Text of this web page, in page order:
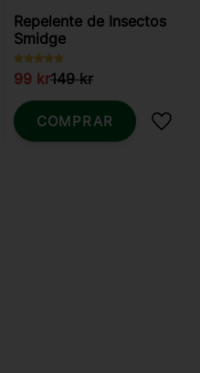
a favoritos
Repelente de Insectos
Smidge
99 kr149kr
COMPRAR